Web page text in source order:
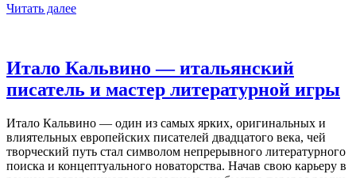
Читать далее
Итало Кальвино — итальянский
писатель и мастер литературной игры
Итало Кальвино — один из самых ярких, оригинальных и
влиятельных европейских писателей двадцатого века, чей
творческий путь стал символом непрерывного литературного
поиска и концептуального новаторства. Начав свою карьеру в